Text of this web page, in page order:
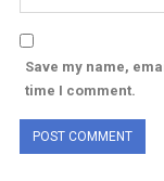
Save my name,
time I comment.